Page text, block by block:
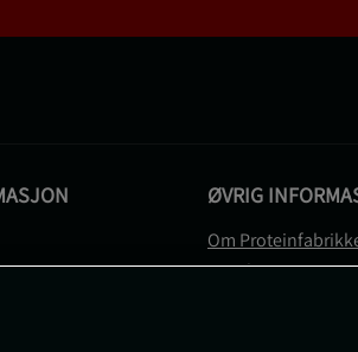
ØVRIG
Om
Gavekort